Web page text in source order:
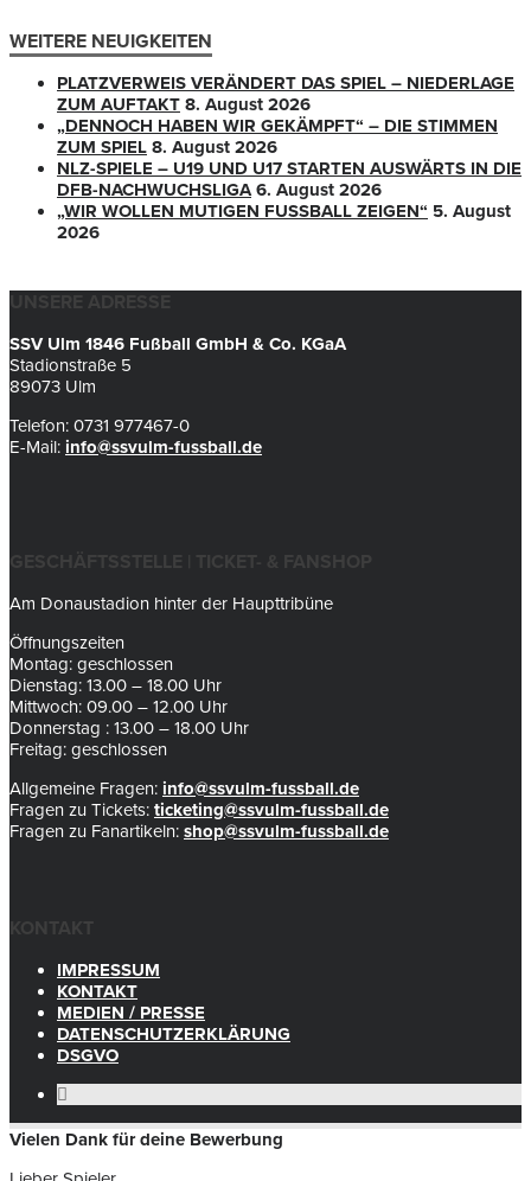
WEITERE NEUIGKEITEN
PLATZVERWEIS VERÄNDERT DAS SPIEL – NIEDERLAGE
ZUM AUFTAKT 8. August 2026
„DENNOCH HABEN WIR GEKÄMPFT“ – DIE STIMMEN
ZUM SPIEL 8. August 2026
NLZ-SPIELE – U19 UND U17 STARTEN AUSWÄRTS IN DIE
DFB-NACHWUCHSLIGA 6. August 2026
„WIR WOLLEN MUTIGEN FUSSBALL ZEIGEN“
5. August
2026
UNSERE ADRESSE
SSV Ulm 1846 Fußball GmbH & Co. KGaA
Stadionstraße 5
89073 Ulm
Telefon: 0731 977467-0
E-Mail: info@ssvulm-fussball.de
GESCHÄFTSSTELLE | TICKET- & FANSHOP
Am Donaustadion hinter der Haupttribüne
Öffnungszeiten
Montag: geschlossen
Dienstag: 13.00 – 18.00 Uhr
Mittwoch: 09.00 – 12.00 Uhr
Donnerstag : 13.00 – 18.00 Uhr
Freitag: geschlossen
Allgemeine Fragen: info@ssvulm-fussball.de
Fragen zu Tickets: ticketing@ssvulm-fussball.de
Fragen zu Fanartikeln: shop@ssvulm-fussball.de
KONTAKT
IMPRESSUM
KONTAKT
MEDIEN / PRESSE
DATENSCHUTZERKLÄRUNG
DSGVO
Vielen Dank für deine Bewerbung